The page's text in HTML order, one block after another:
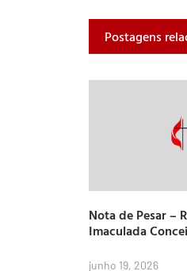
Postagens
Nota de Pesar –
Imaculada
junho 19, 2026